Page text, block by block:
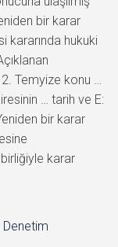
Denetim